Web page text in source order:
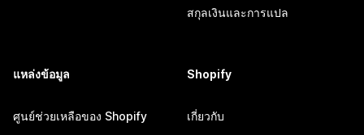
สกุลเงินและการแปล
แหล่งข้อมูล
ศูนย์ช่วยเหลือของ Shopify
Shopify
เกี่ยวกับ